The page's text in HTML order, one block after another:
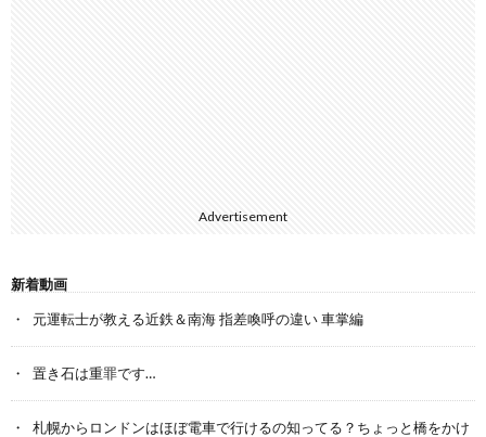
Advertisement
新着動画
元運転士が教える近鉄＆南海 指差喚呼の違い 車掌編
置き石は重罪です…
札幌からロンドンはほぼ電車で行けるの知ってる？ちょっと橋をかけ